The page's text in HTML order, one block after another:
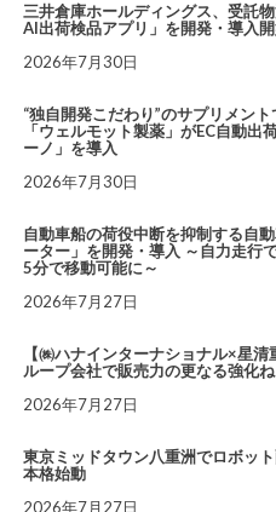
三井倉庫ホールディングス、受託
AI出荷検品アプリ」を開発・導入
2026年7月30日
“独自開発こだわり”のサプリメン
「ウェルモット製薬」がEC自動出
ーノ」を導入
2026年7月30日
自動車船の荷役中断を抑制する自
ーター」を開発・導入 ～自力走行
5分で移動可能に～
2026年7月27日
【㈱ハナインターナショナル×星
ループ会社で販売力の更なる強化ね
2026年7月27日
東京ミッドタウン八重洲でロボッ
本格始動
2026年7月27日